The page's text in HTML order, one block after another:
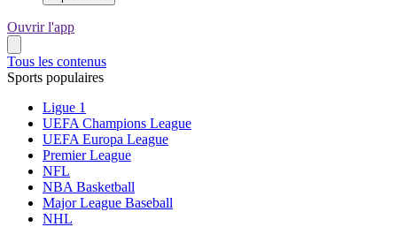
Ouvrir l'app
Tous les contenus
Sports populaires
Ligue 1
UEFA Champions League
UEFA Europa League
Premier League
NFL
NBA Basketball
Major League Baseball
NHL